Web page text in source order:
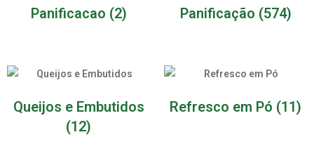
Panificacao (2) Panificação (574)
Queijos e Embutidos
(12)
Refresco em Pó (11)